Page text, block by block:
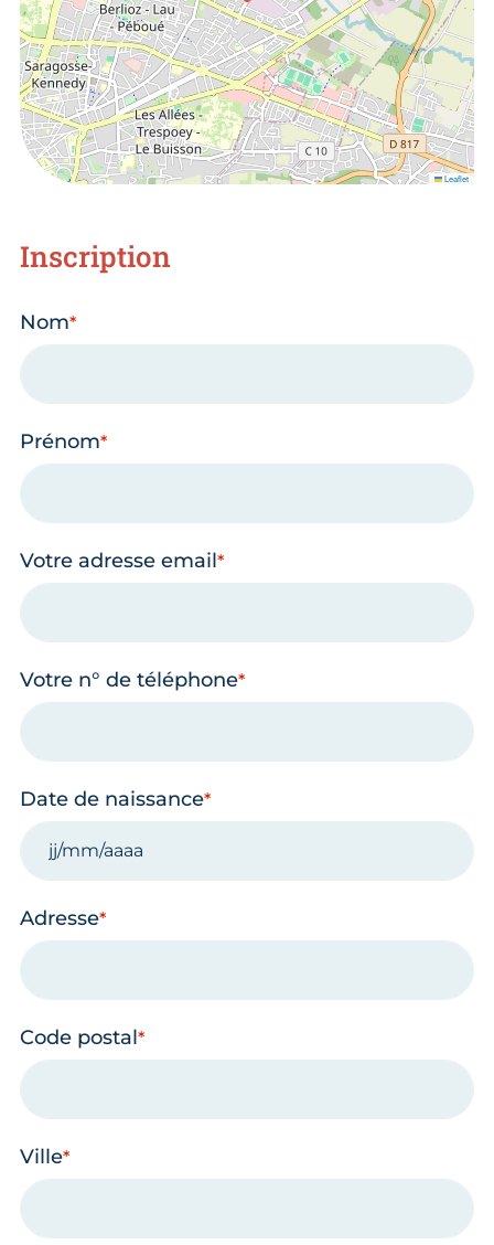
Leaflet
Inscription
Nom
Prénom
Votre adresse email
Votre n° de téléphone
Date de naissance
Adresse
Code postal
Ville